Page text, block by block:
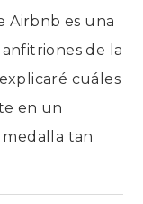
Airbnb es una
de la
cuáles
en un
tan